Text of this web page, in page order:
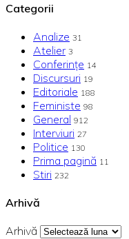
Categorii
Analize 31
Atelier 3
Conferințe 14
Discursuri 19
Editoriale 188
Feministe 98
General 912
Interviuri 27
Politice 130
Prima pagină 11
Stiri 232
Arhivă
Arhivă